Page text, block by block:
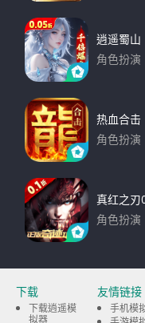
逍遥蜀山
角色扮演
热血合击
角色扮演
真红之刃
角色扮演
下载
下载逍遥模
拟器
友情链接
手机模